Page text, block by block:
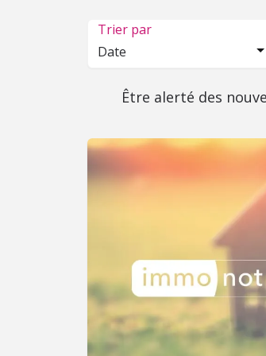
Trier par
Date
Être alerté des